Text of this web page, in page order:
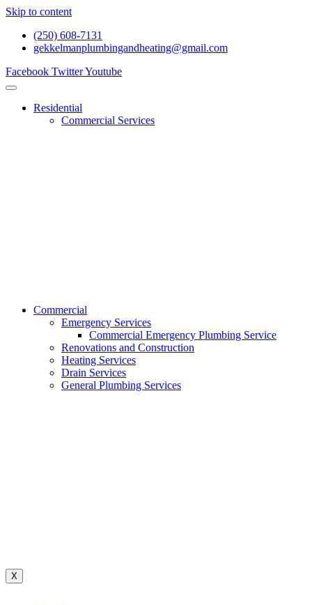
Skip to content
(250) 608-7131
gekkelmanplumbingandheating@gmail.com
Facebook TwitterYoutube
Residential
Commercial Services
Commercial
Emergency Services
Commercial Emergency Plumbing Service
Renovations and Construction
Heating Services
Drain Services
General Plumbing Services
X